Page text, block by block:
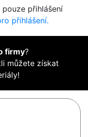
přihlášení
přihlášení.
firmy?
můžete získat